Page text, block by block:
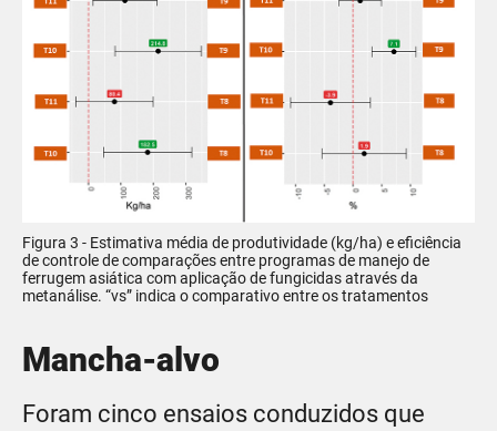
Figura 3 - Estimativa média de produtividade (kg/ha) e eficiência
de controle de comparações entre programas de manejo de
ferrugem asiática com aplicação de fungicidas através da
metanálise. “vs” indica o comparativo entre os tratamentos
Mancha-alvo
Foram cinco ensaios conduzidos que